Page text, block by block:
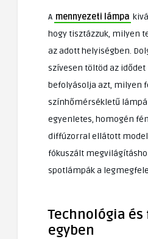
A mennyezeti lámpa
hogy tisztázzuk, milyen
az adott helyiségben.
szívesen töltöd az idődet
befolyásolja azt, milyen
színhőmérsékletű
egyenletes, homogén
diffúzorral ellátott
fókuszált
spotlámpák a
Technológia
egyben